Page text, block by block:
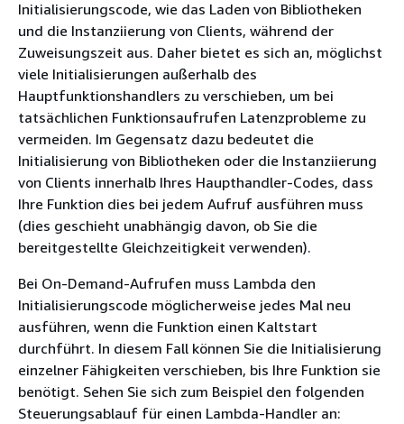
Initialisierungscode, wie das Laden von Bibliotheken
und die Instanziierung von Clients, während der
Zuweisungszeit aus. Daher bietet es sich an, möglichst
viele Initialisierungen außerhalb des
Hauptfunktionshandlers zu verschieben, um bei
tatsächlichen Funktionsaufrufen Latenzprobleme zu
vermeiden. Im Gegensatz dazu bedeutet die
Initialisierung von Bibliotheken oder die Instanziierung
von Clients innerhalb Ihres Haupthandler-Codes, dass
Ihre Funktion dies bei jedem Aufruf ausführen muss
(dies geschieht unabhängig davon, ob Sie die
bereitgestellte Gleichzeitigkeit verwenden).
Bei On-Demand-Aufrufen muss Lambda den
Initialisierungscode möglicherweise jedes Mal neu
ausführen, wenn die Funktion einen Kaltstart
durchführt. In diesem Fall können Sie die Initialisierung
einzelner Fähigkeiten verschieben, bis Ihre Funktion sie
benötigt. Sehen Sie sich zum Beispiel den folgenden
Steuerungsablauf für einen Lambda-Handler an: